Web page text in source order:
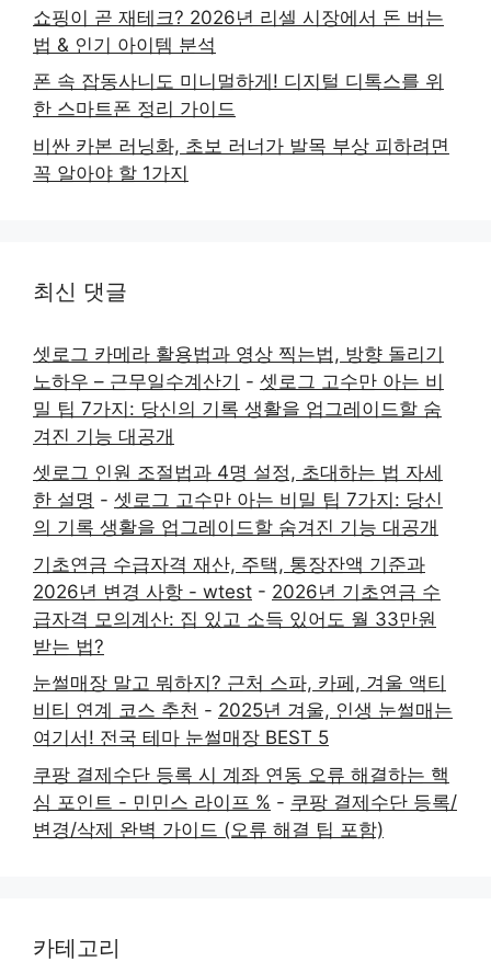
쇼핑이 곧 재테크? 2026년 리셀 시장에서 돈 버는
법 & 인기 아이템 분석
폰 속 잡동사니도 미니멀하게! 디지털 디톡스를 위
한 스마트폰 정리 가이드
비싼 카본 러닝화, 초보 러너가 발목 부상 피하려면
꼭 알아야 할 1가지
최신 댓글
셋로그 카메라 활용법과 영상 찍는법, 방향 돌리기
노하우 – 근무일수계산기 - 셋로그 고수만 아는 비
밀 팁 7가지: 당신의 기록 생활을 업그레이드할 숨
겨진 기능 대공개
셋로그 인원 조절법과 4명 설정, 초대하는 법 자세
한 설명 - 셋로그 고수만 아는 비밀 팁 7가지: 당신
의 기록 생활을 업그레이드할 숨겨진 기능 대공개
기초연금 수급자격 재산, 주택, 통장잔액 기준과
2026년 변경 사항 - wtest - 2026년 기초연금 수
급자격 모의계산: 집 있고 소득 있어도 월 33만원
받는 법?
눈썰매장 말고 뭐하지? 근처 스파, 카페, 겨울 액티
비티 연계 코스 추천 - 2025년 겨울, 인생 눈썰매는
여기서! 전국 테마 눈썰매장 BEST 5
쿠팡 결제수단 등록 시 계좌 연동 오류 해결하는 핵
심 포인트 - 민민스 라이프 % - 쿠팡 결제수단 등록/
변경/삭제 완벽 가이드 (오류 해결 팁 포함)
카테고리